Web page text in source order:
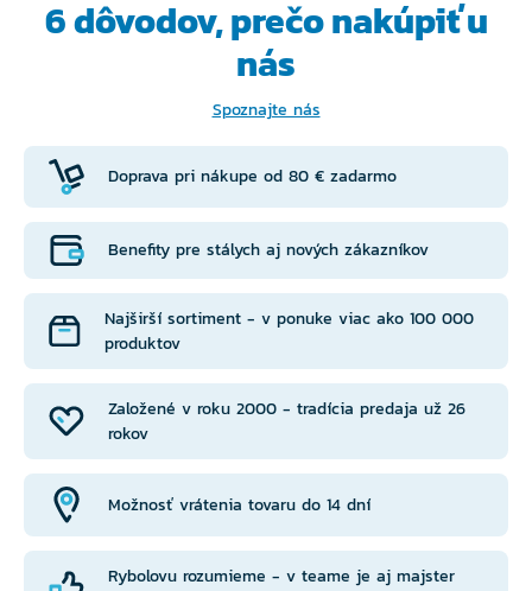
Chuťový profil
Čistá, priamočiara mäsová chuť doplnená jemným
Nie je sladké, nie je prekorenené - len poctivé mäso s
ľahkou údenou linkou.
Trvanlivosť & skladovanie
Pred otvorením:
skladujte v suchu a chlade, ideálne do 25 ° C, mimo
priameho slnka.
Trvanlivosť
V originálnom uzavretom balení vydrží až 12
mesiacov.
Skladovanie
6 dôvodov, prečonakúpiť u
nás
Spoznajte nás
Doprava pri nákupe od 80 € zadarmo
Založené v roku 2000 - tradícia predaja už 26
rokov
Benefity pre stálych aj nových zákazníkov
Možnosť vrátenia tovaru do 14 dní
Najširší sortiment - v ponuke viac ako 100 000
produktov
Rybolovu rozumieme - v teame je aj majster